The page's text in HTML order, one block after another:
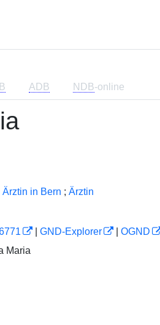
ADB NDB-online
Ärztin in Bern ; Ärztin
GND-Explorer OGND
Maria